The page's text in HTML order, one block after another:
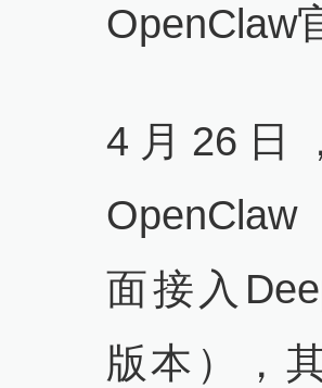
OpenClaw
4月26日
OpenClaw
面接入
版本），